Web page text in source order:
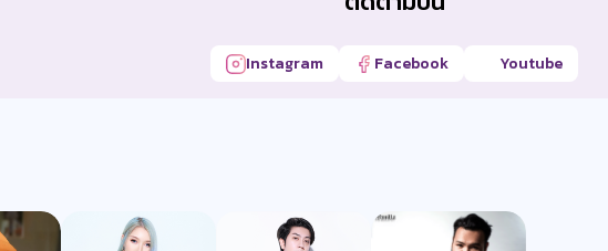
Instagram Facebook Youtube